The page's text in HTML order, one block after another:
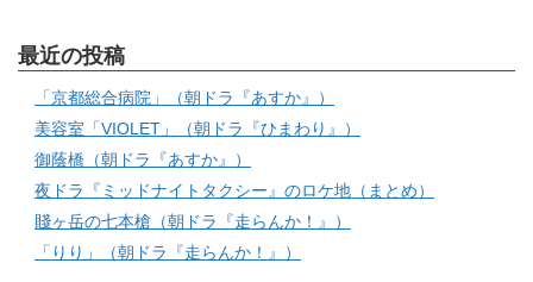
最近の投稿
「京都総合病院」（朝ドラ『あすか』）
美容室「VIOLET」（朝ドラ『ひまわり』）
御蔭橋（朝ドラ『あすか』）
夜ドラ『ミッドナイトタクシー』のロケ地（まとめ）
賤ヶ岳の七本槍（朝ドラ『走らんか！』）
「りり」（朝ドラ『走らんか！』）